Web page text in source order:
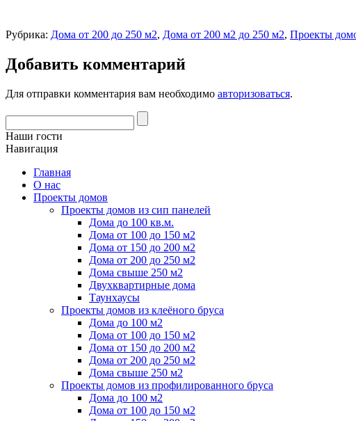
Рубрика: Дома от 200 до 250 м2, Дома от 200 м2 до 250 м2, Проекты
Добавить комментарий
Для отправки комментария вам необходимо авторизоваться.
Наши гости
Навигация
Главная
О нас
Проекты домов
Проекты домов из сип панелей
Дома до 100 кв.м.
Дома от 100 до 150 м2
Дома от 150 до 200 м2
Дома от 200 до 250 м2
Дома свыше 250 м2
Двухквартирные дома
Таунхаусы
Проекты домов из клеёного бруса
Дома до 100 м2
Дома от 100 до 150 м2
Дома от 150 до 200 м2
Дома от 200 до 250 м2
Дома свыше 250 м2
Проекты домов из профилированного бруса
Дома до 100 м2
Дома от 100 до 150 м2